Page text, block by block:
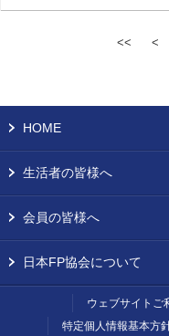
<< <
HOME
生活者の皆様へ
会員の皆様へ
日本FP協会について
ウェブサイトご
特定個人情報基本方